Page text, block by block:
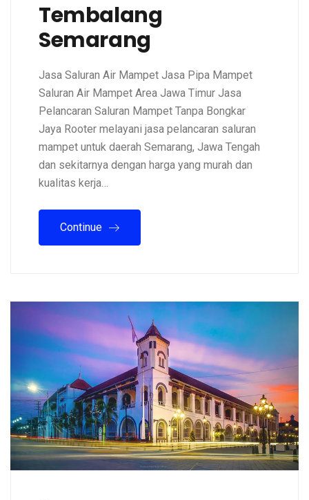
Tembalang
Semarang
Jasa Saluran Air Mampet Jasa Pipa Mampet
Saluran Air Mampet Area Jawa Timur Jasa
Pelancaran Saluran Mampet Tanpa Bongkar
Jaya Rooter melayani jasa pelancaran saluran
mampet untuk daerah Semarang, Jawa Tengah
dan sekitarnya dengan harga yang murah dan
kualitas kerja…
Continue